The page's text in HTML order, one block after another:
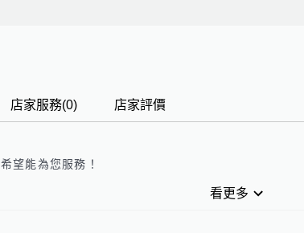
店家服務(0) 店家評價
希望能為您服務！
看更多